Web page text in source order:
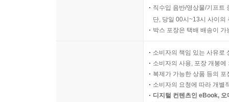
직수입 음반/영상물/기프트
단, 당일 00시~13시 사이의
박스 포장은 택배 배송이
소비자의 책임 있는 사유로
소비자의 사용, 포장 개봉
복제가 가능한 상품 등의
소비자의 요청에 따라 개별
디지털 컨텐츠인 eBook,